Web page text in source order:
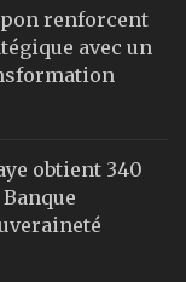
renforcent
avec un
obtient 340